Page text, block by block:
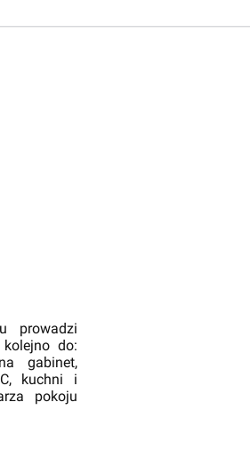
prowadzi
do:
gabinet,
kuchni i
pokoju